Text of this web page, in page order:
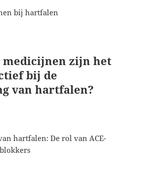
medicijnen zijn het
bij de
van hartfalen?
hartfalen: De rol van ACE-